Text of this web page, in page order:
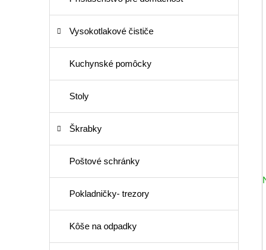
Vysokotlakové čističe
Kuchynské pomôcky
Stoly
Škrabky
Poštové schránky
Pokladničky- trezory
Kôše na odpadky